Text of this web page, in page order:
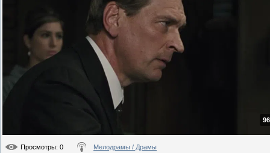
Просмотры: 0 Мелодрамы / Драмы